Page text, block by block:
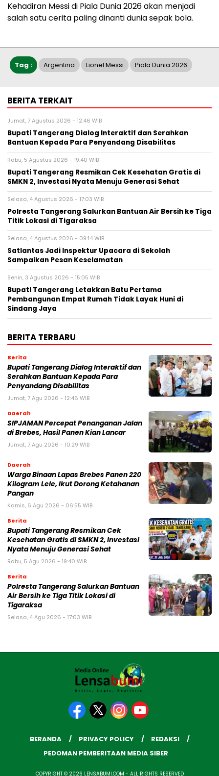
Kehadiran Messi di Piala Dunia 2026 akan menjadi
salah satu cerita paling dinanti dunia sepak bola.
Tag : Argentina Lionel Messi Piala Dunia 2026
BERITA TERKAIT
Jumat, 7 Agustus 2026 - 12:46 WIB
Bupati Tangerang Dialog Interaktif dan Serahkan
Bantuan Kepada Para Penyandang Disabilitas
Rabu, 5 Agustus 2026 - 19:40 WIB
‎Bupati Tangerang Resmikan Cek Kesehatan Gratis di
SMKN 2, Investasi Nyata Menuju Generasi Sehat
Selasa, 4 Agustus 2026 - 17:03 WIB
Polresta Tangerang Salurkan Bantuan Air Bersih ke Tiga
Titik Lokasi di Tigaraksa
Selasa, 4 Agustus 2026 - 09:14 WIB
Satlantas Jadi Inspektur Upacara di Sekolah
Sampaikan Pesan Keselamatan
Senin, 3 Agustus 2026 - 15:05 WIB
Bupati Tangerang Letakkan Batu Pertama
Pembangunan Empat Rumah Tidak Layak Huni di
Sindang Jaya
BERITA TERBARU
Berita
Bupati Tangerang Dialog Interaktif dan
Serahkan Bantuan Kepada Para
Penyandang Disabilitas
Jumat, 7 Agu 2026 - 12:46 WIB
Daerah
SIPJAMAN Percepat Penanganan Jalan
di Brebes, Hasil Panen Kian Lancar
Jumat, 7 Agu 2026 - 10:29 WIB
Daerah
Warga Binaan Lapas Brebes Panen 220
Kilogram Lele, Ikut Dorong Ketahanan
Pangan
Kamis, 6 Agu 2026 - 06:55 WIB
Berita
‎Bupati Tangerang Resmikan Cek
Kesehatan Gratis di SMKN 2, Investasi
Nyata Menuju Generasi Sehat
Rabu, 5 Agu 2026 - 19:40 WIB
Berita
Polresta Tangerang Salurkan Bantuan
Air Bersih ke Tiga Titik Lokasi di
Tigaraksa
Selasa, 4 Agu 2026 - 17:03 WIB
BERANDA PRIVACY POLICY
REDAKSI
PEDOMAN PEMBERITAAN MEDIA SIBER
COPYRIGHT © 2026 LENSABUMI.COM - ALL RIGHTS RESERVED